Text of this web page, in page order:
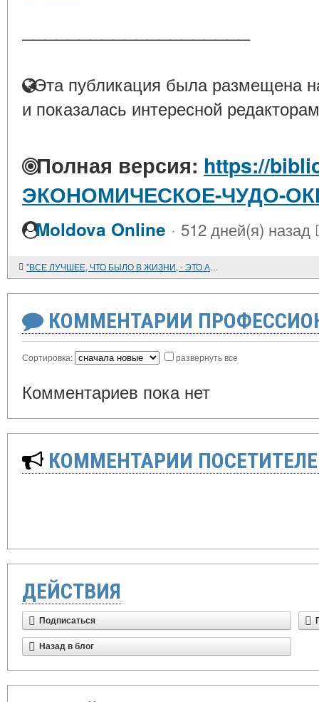
Эта публикация была размещена
и показалась интересной
Полная версия: https://
ЭКОНОМИЧЕСКОЕ-ЧУДО-
Moldova Online · 512 дней(я) назад
"ВСЕ ЛУЧШЕЕ, ЧТО БЫЛО В ЖИЗНИ, - ЭТО АРМИЯ"
КОММЕНТАРИИ
Сортировка: развернуть все
Комментариев пока нет
КОММЕНТАРИИ
ДЕЙСТВИЯ
Подписаться
Назад в блог